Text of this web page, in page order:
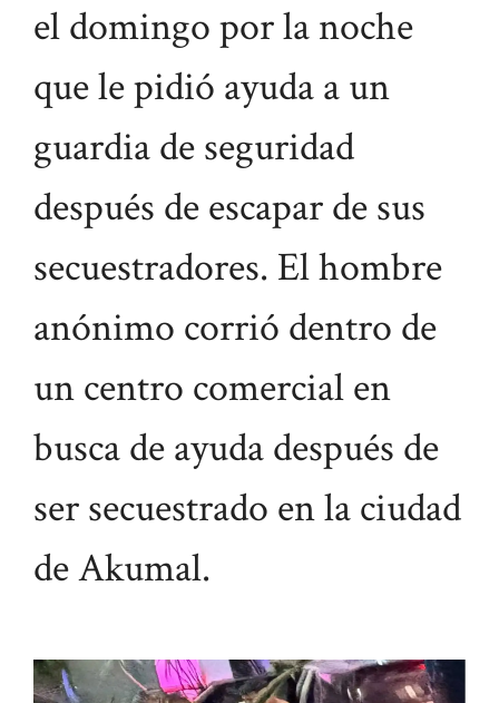
el domingo por la noche
que le pidió ayuda a un
guardia de seguridad
después de escapar de sus
secuestradores. El hombre
anónimo corrió dentro de
un centro comercial en
busca de ayuda después de
ser secuestrado en la ciudad
de Akumal.